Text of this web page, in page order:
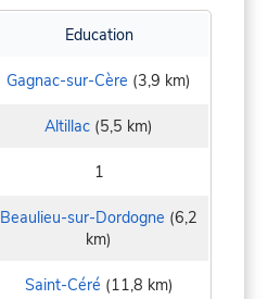
Education
Gagnac-sur-Cère (3,9 km)
Altillac (5,5 km)
1
Beaulieu-sur-Dordogne (6,2
km)
Saint-Céré (11,8 km)